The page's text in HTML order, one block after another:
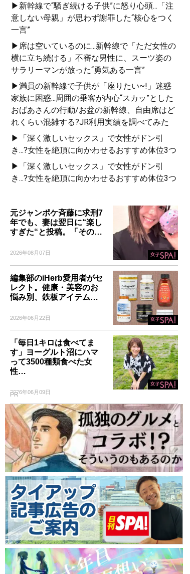
▶新幹線で“騒ぎ続ける子供”に怒り心頭...「注
意しない母親」が思わず謝罪した“核心をつく
一言”
▶席は空いているのに...新幹線で「ただ女性の
横に立ち続ける」不審な男性に、スーツ姿の
サラリーマンが放った“勇気ある一言”
▶満員の新幹線で子供が「座りたい~!」迷惑
家族に困惑...周囲の乗客が内心“スカッ”とした
おばあさんの行動/お盆の新幹線、自由席はど
れくらい混雑する?JR利用実績を調べてみた
▶「深く激しいセックス」で女性がドン引
き...?女性を絶頂に向かわせるおすすめ体位3つ
▶「深く激しいセックス」で女性がドン引
き...?女性を絶頂に向かわせるおすすめ体位3つ
元ジャンポケ斉藤に求刑7
年でも、妻は翌日に“楽し
すぎた“と投稿。「その…
2026年08月07日
編集部のiHerb愛用者がセ
レクト。健康・美容のお
悩み別、鉄板アイテム…
2026年06月22日
「毎日1キロは食べてま
す」ヨーグルト沼にハマ
って3500種類食べた女
性…
2026年06月09日
PR